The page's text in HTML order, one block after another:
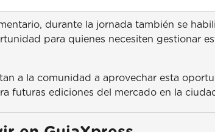
durante la jornada también se
para quienes necesiten gestionar
a la comunidad a aprovechar esta
futuras ediciones del mercado en la